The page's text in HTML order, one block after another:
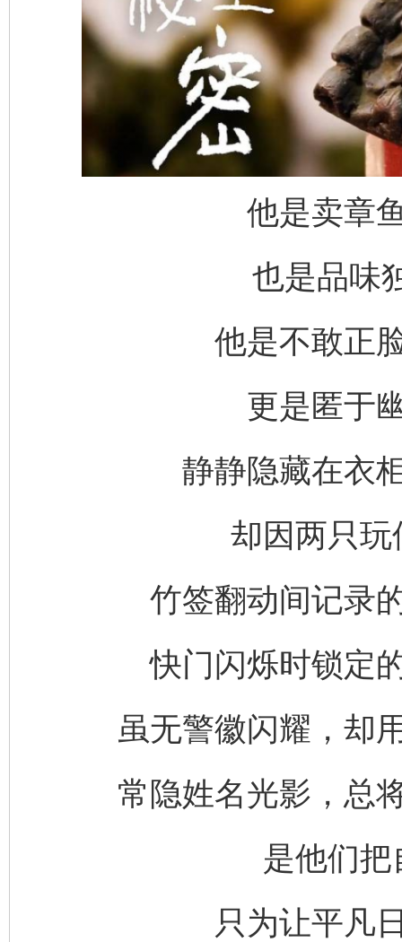
他是卖章
也是品味
他是不敢正
更是匿于
静静隐藏在衣
却因两只
竹签翻动间记录
快门闪烁时锁定
虽无警徽闪耀，却
常隐姓名光影，总
是他们
只为让平凡